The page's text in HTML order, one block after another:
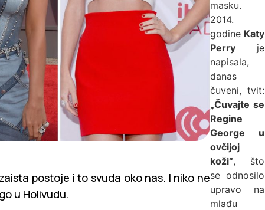
postoje i to svuda oko nas. I niko ne
u Holivudu.
masku.
2014.
godine Katy
Perryje
napisala,
danas
čuveni, tvit:
„Čuvajte se
Regine
George u
ovčijoj
koži“, što
se odnosilo
upravo na
mlađu